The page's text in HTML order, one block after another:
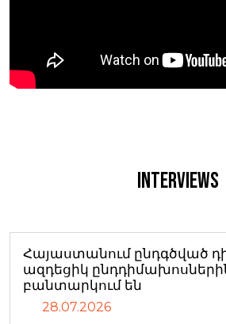
Interviews
Հայաստանում ընդգծված
ազդեցիկ
բանտարկում են
28.07.2026